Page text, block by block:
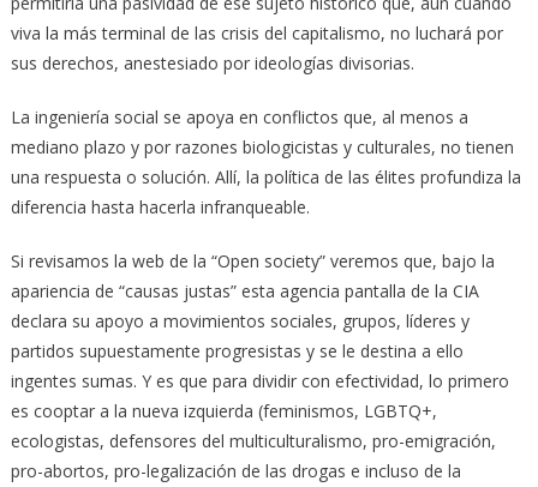
viva la más terminal de las crisis del capitalismo, no luchará por
sus derechos, anestesiado por ideologías divisorias.
La ingeniería social se apoya en conflictos que, al menos a
mediano plazo y por razones biologicistas y culturales, no tienen
una respuesta o solución. Allí, la política de las élites profundiza la
diferencia hasta hacerla infranqueable.
Si revisamos la web de la “Open society” veremos que, bajo la
apariencia de “causas justas” esta agencia pantalla de la CIA
declara su apoyo a movimientos sociales, grupos, líderes y
partidos supuestamente progresistas y se le destina a ello
ingentes sumas. Y es que para dividir con efectividad, lo primero
es cooptar a la nueva izquierda (feminismos, LGBTQ+,
ecologistas, defensores del multiculturalismo, pro-emigración,
pro-abortos, pro-legalización de las drogas e incluso de la